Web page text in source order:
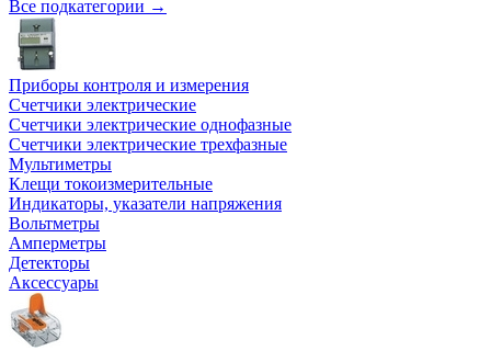
Все подкатегории →
Приборы контроля и измерения
Счетчики электрические
Счетчики электрические однофазные
Счетчики электрические трехфазные
Мультиметры
Клещи токоизмерительные
Индикаторы, указатели напряжения
Вольтметры
Амперметры
Детекторы
Аксессуары